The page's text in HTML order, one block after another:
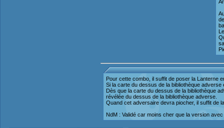
Pour cette combo, il suffit de poser la Lanterne
Si la carte du dessus de la bibliothèque
Dès que la carte du dessus de la bibliothèque
révélée du dessus de la bibliothèque adverse.
Quand cet adversaire devra piocher, il suffit de
NdM : Validé car moins cher que la version